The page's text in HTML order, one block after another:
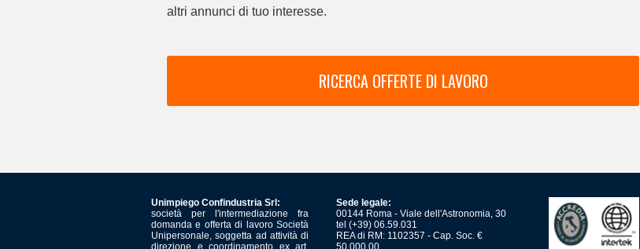
altri annunci di tuo interesse.
RICERCA OFFERTE DI LAVORO
Unimpiego Confindustria Srl:
società per l'intermediazione fra
domanda e offerta di lavoro Società
Unipersonale, soggetta ad attività di
direzione e coordinamento ex art.
Sede legale:
00144 Roma - Viale dell'Astronomia, 30
tel (+39) 06.59.031
REA di RM: 1102357 - Cap. Soc. €
50.000,00